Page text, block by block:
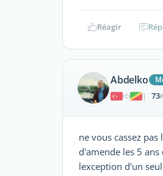
Réagir
Abdelko
|
73
ne vous cassez
d'amende les 5
lexception d'un